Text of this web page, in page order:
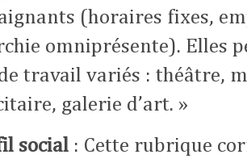
(horaires fixes,
omniprésente). Elles
travail variés : théâtre,
galerie d’art. »
social : Cette rubrique